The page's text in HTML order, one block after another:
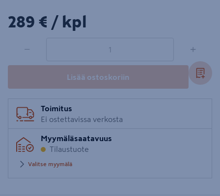
289€/kpl
289 € / kpl
− +
Lisää ostoskoriin
Toimitus
Ei ostettavissa verkosta
Myymäläsaatavuus
Tilaustuote
Valitse myymälä